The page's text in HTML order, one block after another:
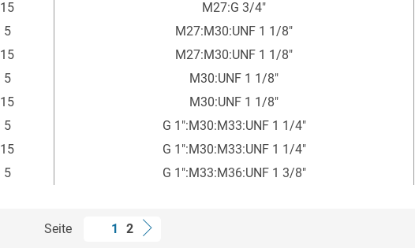
15 M27:G 3/4"
5 M27:M30:UNF 1 1/8"
15 M27:M30:UNF 1 1/8"
5 M30:UNF 1 1/8"
15 M30:UNF 1 1/8"
5 G 1":M30:M33:UNF 1 1/4"
15 G 1":M30:M33:UNF 1 1/4"
5 G 1":M33:M36:UNF 1 3/8"
Seite 1 2